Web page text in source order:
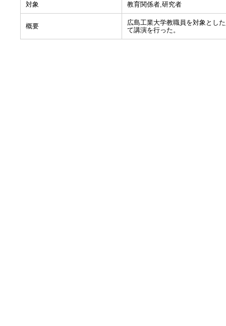
対象 教育関係者,研究者
概要
広島工業大学教職員を対象とし
て講演を行った。